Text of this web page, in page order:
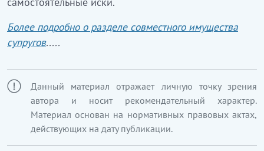
Более подробно о разделе совместного имущества
супругов.....
Данный материал отражает личную точку зрения
автора и носит рекомендательный характер.
Материал основан на нормативных правовых актах,
действующих на дату публикации.